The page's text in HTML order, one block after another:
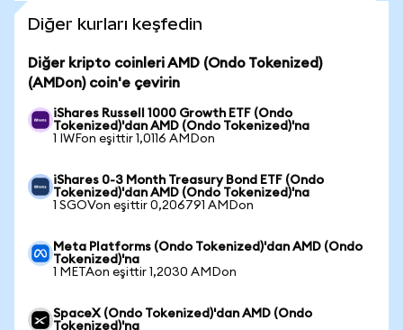
Diğer kurları keşfedin
Diğer kripto coinleri AMD (Ondo Tokenized)
(AMDon) coin'e çevirin
iShares Russell 1000 Growth ETF (Ondo
Tokenized)'dan AMD (Ondo Tokenized)'na
1 IWFon eşittir 1,0116 AMDon
iShares 0-3 Month Treasury Bond ETF (Ondo
Tokenized)'dan AMD (Ondo Tokenized)'na
1 SGOVon eşittir 0,206791 AMDon
Meta Platforms (Ondo Tokenized)'dan AMD (Ondo
Tokenized)'na
1 METAon eşittir 1,2030 AMDon
SpaceX (Ondo Tokenized)'dan AMD (Ondo
Tokenized)'na